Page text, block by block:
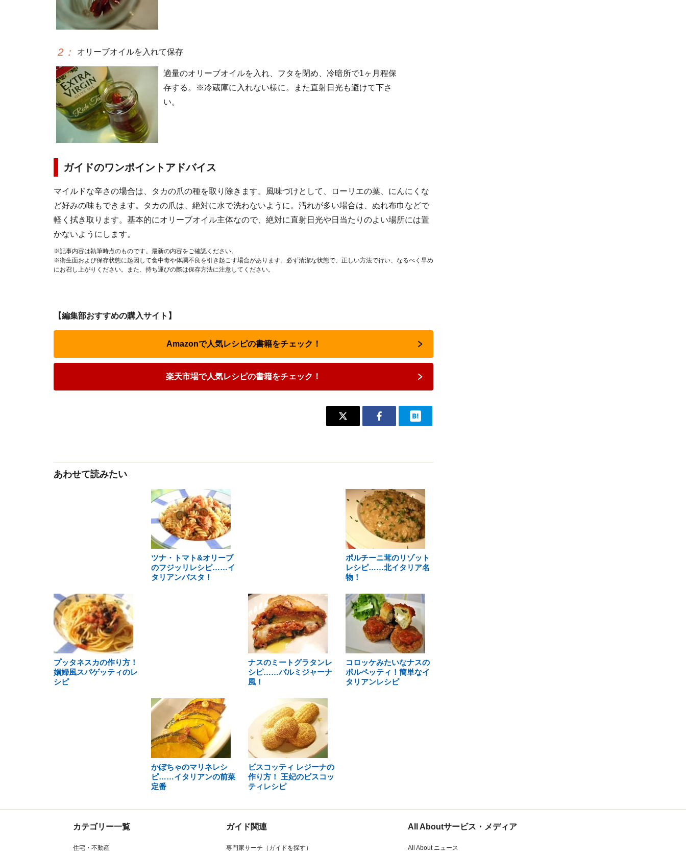
2 ： オリーブオイルを入れて保存
適量のオリーブオイルを入れ、フタを閉め、冷暗所で1ヶ月程保
存する。※冷蔵庫に入れない様に。また直射日光も避けて下さ
い。
ガイドのワンポイントアドバイス
マイルドな辛さの場合は、タカの爪の種を取り除きます。風味づけとして、ローリエの葉、にんにくな
ど好みの味もできます。タカの爪は、絶対に水で洗わないように。汚れが多い場合は、ぬれ布巾などで
軽く拭き取ります。基本的にオリーブオイル主体なので、絶対に直射日光や日当たりのよい場所には置
かないようにします。
※記事内容は執筆時点のものです。最新の内容をご確認ください。
※衛生面および保存状態に起因して食中毒や体調不良を引き起こす場合があります。必ず清潔な状態で、正しい方法で行い、なるべく早め
にお召し上がりください。また、持ち運びの際は保存方法に注意してください。
【編集部おすすめの購入サイト】
Amazonで人気レシピの書籍をチェック！
楽天市場で人気レシピの書籍をチェック！
あわせて読みたい
ツナ・トマト&オリーブ
のフジッリレシピ……イ
タリアンパスタ！
ポルチーニ茸のリゾット
レシピ……北イタリア名
物！
プッタネスカの作り方！
娼婦風スパゲッティのレ
シピ
ナスのミートグラタンレ
シピ……パルミジャーナ
風！
コロッケみたいなナスの
ポルペッティ！簡単なイ
タリアンレシピ
かぼちゃのマリネレシ
ピ……イタリアンの前菜
定番
ビスコッティ レジーナの
作り方！ 王妃のビスコッ
ティレシピ
カテゴリー一覧
住宅・不動産
ガイド関連
専門家サーチ（ガイドを探す）
All Aboutサービス・メディア
All About ニュース